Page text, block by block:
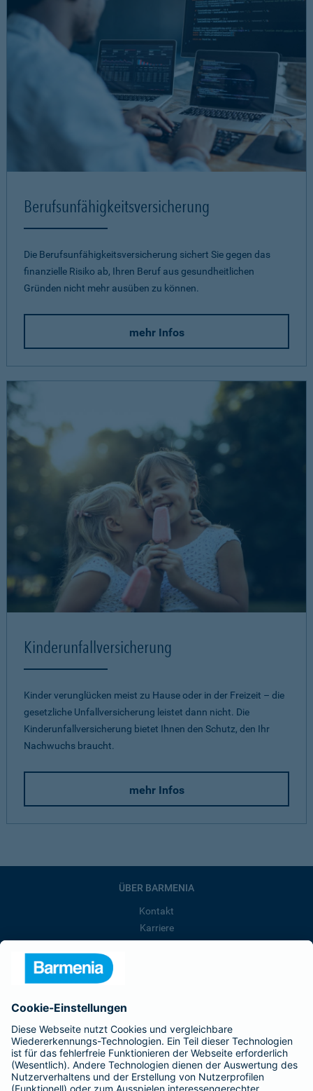
Berufsunfähigkeits­versicherung
Die Berufsunfähigkeitsversicherung sichert Sie gegen das
finanzielle Risiko ab, Ihren Beruf aus gesundheitlichen
Gründen nicht mehr ausüben zu können.
mehr Infos
Kinderunfallversicherung
Kinder verunglücken meist zu Hause oder in der Freizeit – die
gesetzliche Unfallversicherung leistet dann nicht. Die
Kinderunfallversicherung bietet Ihnen den Schutz, den Ihr
Nachwuchs braucht.
mehr Infos
ÜBER BARMENIA
Kontakt
Karriere
Barmenia ist Teil der BarmeniaGothaer
BELIEBTE SEITEN
Kranken-Zusatzversicherung
Tierversicherungen